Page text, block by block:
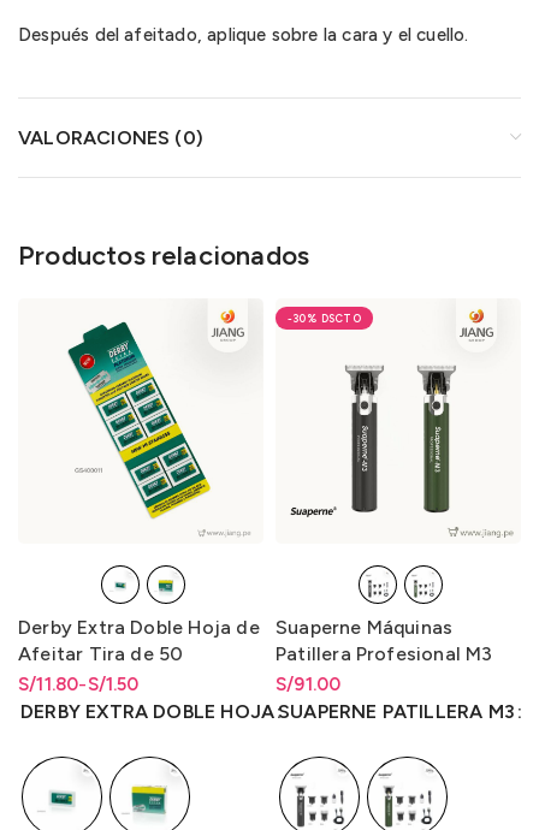
Después del afeitado, aplique sobre la cara y el cuello.
VALORACIONES (0)
Productos relacionados
Derby Extra Doble Hoja de
Afeitar Tira de 50
Unidades
S/1.50
-
S/11.80
Rango de precios: desde
S/1.50 hasta S/11.80
Rango de precios: desde
S/1.50hastaS/11.80
DERBY EXTRA DOBLE HOJA
-30%
Suaperne Máquinas
Patillera Profesional M3
S/91.00
Rango de precios: desde
S/ 91.00hastaS/91.00
SUAPERNE PATILLERA M3